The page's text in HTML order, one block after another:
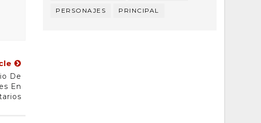
De
En
PERSONAJES PRINCIPAL